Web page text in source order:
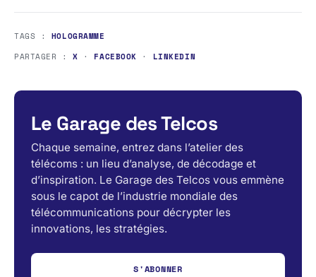
TAGS : HOLOGRAMME
PARTAGER :X · FACEBOOK · LINKEDIN
Le Garage des Telcos
Chaque semaine, entrez dans l’atelier des
télécoms : un lieu d’analyse, de décodage et
d’inspiration. Le Garage des Telcos vous emmène
sous le capot de l’industrie mondiale des
télécommunications pour décrypter les
innovations, les stratégies.
S'ABONNER